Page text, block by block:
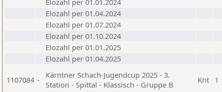
Elozahl per 01.01.2024
Elozahl per 01.04.2024
Elozahl per 01.07.2024
Elozahl per 01.10.2024
Elozahl per 01.01.2025
Elozahl per 01.04.2025
1107084 -
Kärntner Schach-Jugendcup 2025 - 3.
Station - Spittal - Klassisch - Gruppe B
Knt 1